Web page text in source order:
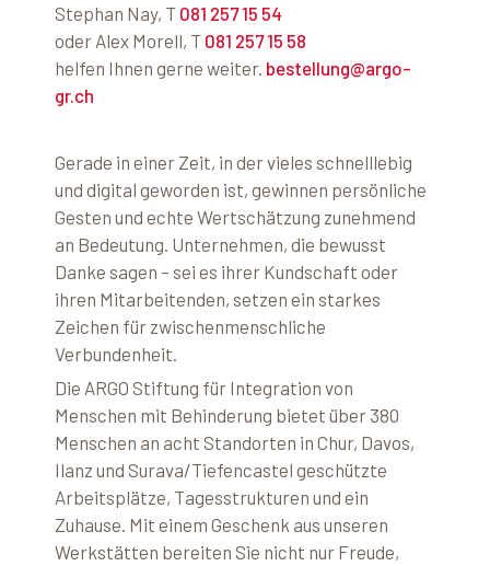
Stephan Nay, T 081 257 15 54
oder Alex Morell, T 081 257 15 58
helfen Ihnen gerne weiter. bestellung@argo-
gr.ch
Gerade in einer Zeit, in der vieles schnelllebig
und digital geworden ist, gewinnen persönliche
Gesten und echte Wertschätzung zunehmend
an Bedeutung. Unternehmen, die bewusst
Danke sagen – sei es ihrer Kundschaft oder
ihren Mitarbeitenden, setzen ein starkes
Zeichen für zwischenmenschliche
Verbundenheit.
Die ARGO Stiftung für Integration von
Menschen mit Behinderung bietet über 380
Menschen an acht Standorten in Chur, Davos,
Ilanz und Surava/Tiefencastel geschützte
Arbeitsplätze, Tagesstrukturen und ein
Zuhause. Mit einem Geschenk aus unseren
Werkstätten bereiten Sie nicht nur Freude,